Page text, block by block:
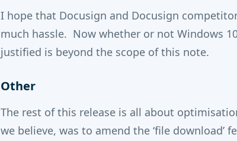
I hope that Docusign and Docusign
much hassle. Now whether or not Windows
justified is beyond the scope of this note.
Other
The rest of this release is all about
we believe, was to amend the ‘file download’